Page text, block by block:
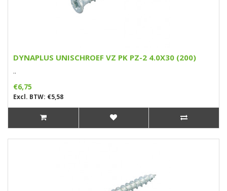
DYNAPLUS UNISCHROEF VZ PK PZ-2 4.0X30 (200)
..
€6,75
Excl. BTW: €5,58